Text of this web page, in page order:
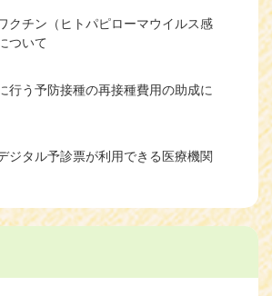
クチン（ヒトパピローマウイルス感
ついて
行う予防接種の再接種費用の助成に
ジタル予診票が利用できる医療機関